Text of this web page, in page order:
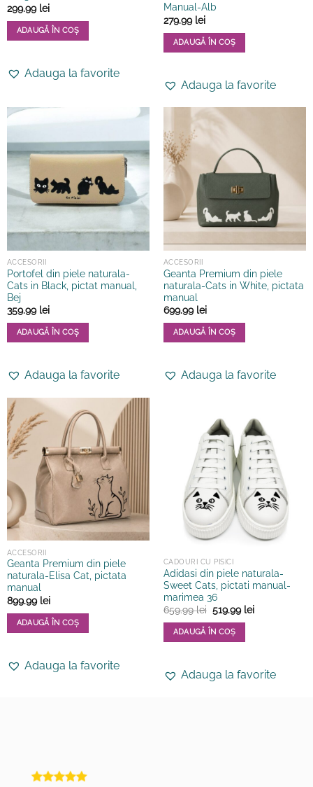
299.99 lei
ADAUGĂ ÎN COȘ
are
multe
variații.
pot
în
pagina
Adauga la favorite
Manual-Alb
279.99 lei
ADAUGĂ ÎN COȘ
are
variații.
Opțiunile
pot
pagina
produsului.
Adauga la favorite
ACCESORII
Portofel din piele naturala-
Cats in Black, pictat manual,
Bej
359.99 lei
ADAUGĂ ÎN COȘ
Adauga la favorite
ACCESORII
Geanta Premium din piele
naturala-Cats in White, pictata
manual
699.99 lei
ADAUGĂ ÎN COȘ
Adauga la favorite
ACCESORII
Geanta Premium din piele
naturala-Elisa Cat, pictata
manual
899.99 lei
ADAUGĂ ÎN COȘ
Adauga la favorite
CADOURI CU PISICI
Adidasi din piele naturala-
Sweet Cats, pictati manual-
marimea 36
659.99lei Prețul
inițial
a
fost:
659.99 lei.
519.99 leiPrețul
ADAUGĂ ÎN COȘ
are Adauga la favorite